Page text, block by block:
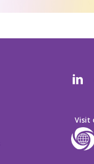
Visit